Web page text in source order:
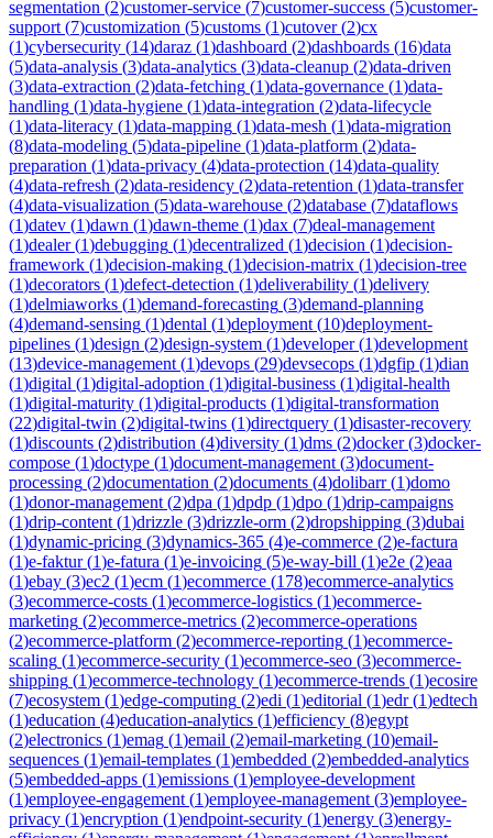
segmentation (2)customer-service (7)customer-success (5)customer-
support (7)customization (5)customs (1)cutover(2)cx
(1)cybersecurity (14)daraz (1)dashboard (2)dashboards (16)data
(5)data-analysis (3)data-analytics (3)data-cleanup (2)data-driven
(3)data-extraction (2)data-fetching (1)data-governance (1)data-
handling (1)data-hygiene (1)data-integration (2)data-lifecycle
(1)data-literacy (1)data-mapping (1)data-mesh (1)data-migration
(8)data-modeling (5)data-pipeline (1)data-platform (2)data-
preparation (1)data-privacy (4)data-protection (14)data-quality
(4)data-refresh (2)data-residency (2)data-retention (1)data-transfer
(4)data-visualization (5)data-warehouse (2)database (7)dataflows
(1)datev (1)dawn (1)dawn-theme (1)dax (7)deal-management
(1)dealer(1)debugging (1)decentralized (1)decision (1)decision-
framework (1)decision-making (1)decision-matrix (1)decision-tree
(1)decorators (1)defect-detection (1)deliverability (1)delivery
(1)delmiaworks (1)demand-forecasting (3)demand-planning
(4)demand-sensing (1)dental (1)deployment (10)deployment-
pipelines (1)design (2)design-system (1)developer(1)development
(13)device-management (1)devops (29)devsecops (1)dgfip (1)dian
(1)digital (1)digital-adoption (1)digital-business (1)digital-health
(1)digital-maturity (1)digital-products (1)digital-transformation
(22)digital-twin (2)digital-twins (1)directquery (1)disaster-recovery
(1)discounts (2)distribution (4)diversity (1)dms (2)docker(3)docker-
compose (1)doctype (1)document-management (3)document-
processing (2)documentation (2)documents (4)dolibarr(1)domo
(1)donor-management (2)dpa (1)dpdp (1)dpo (1)drip-campaigns
(1)drip-content (1)drizzle (3)drizzle-orm (2)dropshipping (3)dubai
(1)dynamic-pricing (3)dynamics-365 (4)e-commerce (2)e-factura
(1)e-faktur(1)e-fatura (1)e-invoicing (5)e-way-bill (1)e2e (2)eaa
(1)ebay (3)ec2 (1)ecm (1)ecommerce (178)ecommerce-analytics
(3)ecommerce-costs (1)ecommerce-logistics (1)ecommerce-
marketing (2)ecommerce-metrics (2)ecommerce-operations
(2)ecommerce-platform (2)ecommerce-reporting (1)ecommerce-
scaling (1)ecommerce-security (1)ecommerce-seo (3)ecommerce-
shipping (1)ecommerce-technology (1)ecommerce-trends (1)ecosire
(7)ecosystem (1)edge-computing (2)edi (1)editorial (1)edr(1)edtech
(1)education (4)education-analytics (1)efficiency (8)egypt
(2)electronics (1)emag (1)email (2)email-marketing (10)email-
sequences (1)email-templates (1)embedded (2)embedded-analytics
(5)embedded-apps (1)emissions (1)employee-development
(1)employee-engagement (1)employee-management (3)employee-
privacy (1)encryption (1)endpoint-security (1)energy (3)energy-